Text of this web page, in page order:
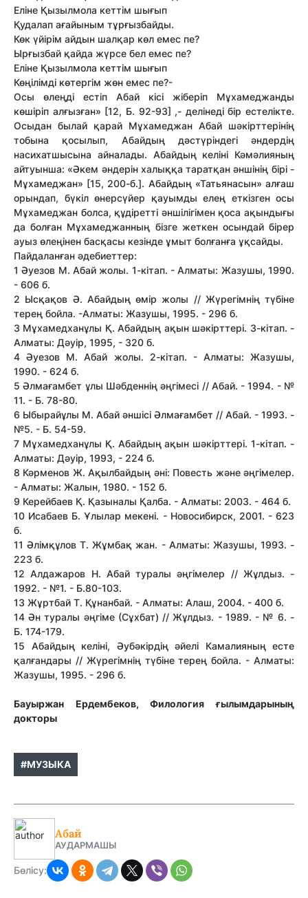
Еліне Қызылмола кеттім шығып
Қудалап ағайыным тұрғызбайды.
Көк үйірім айдын шалқар көл емес пе?
Ырғызбай қайда жүрсе бел емес пе?
Еліне Қызылмола кеттім шығып
Көңілімді көтергім жөн емес пе?-
Осы өлеңді естіп Абай кісі жіберіп Мұхамеджанды
көшіріп алғызған» [12, Б. 92-93] ,- делінеді бір естелікте.
Осыдан былай қарай Мұхамеджан Абай шәкірттерінің
тобына қосылып, Абайдың дәстүріндегі әндердің
насихатшысына айналады. Абайдың келіні Кәмәлияның
айтуынша: «Әкем әндерін халыққа таратқан әншінің бірі -
Мұхамеджан» [15, 200-б.]. Абайдың «Татьянасын» алғаш
орындап, бүкіл өнерсүйер қауымды елең еткізген осы
Мұхамеджан болса, құдіретті әншілігімен қоса ақындығы
да болған Мұхамеджанның бізге жеткен осындай бірер
ауыз өлеңінен басқасы кезінде ұмыт болғанға ұқсайды.
Пайдаланған әдебиеттер:
1 Әуезов М. Абай жолы. 1-кітап. - Алматы: Жазушы, 1990.
- 606 б.
2 Ысқақов Ә. Абайдың өмір жолы // Жүрегімнің түбіне
терең бойла. -Алматы: Жазушы, 1995. - 296 б.
3 Мұхамедханұлы Қ. Абайдың ақын шәкірттері. 3-кітап. -
Алматы: Дәуір, 1995, - 320 б.
4 Әуезов М. Абай жолы. 2-кітап. - Алматы: Жазушы,
1990. - 624 б.
5 Әлмағамбет ұлы Шәбденнің әңгімесі // Абай. - 1994. - №
11. - Б. 78-80.
6 Ыбырайұлы М. Абай әншісі Әлмағамбет // Абай. - 1993. -
№5. - Б. 54-59.
7 Мұхамедханұлы Қ. Абайдың ақын шәкірттері. 1-кітап. -
Алматы: Дәуір, 1993, - 224 б.
8 Кәрменов Ж. Ақылбайдың әні: Повесть және әңгімелер.
- Алматы: Жалын, 1980. - 152 б.
9 Керейбаев Қ. Қазыналы Қалба. - Алматы: 2003. - 464 б.
10 Исабаев Б. Ұлылар мекені. - Новосибирск, 2001. - 623
б.
11 Әлімқұлов Т. Жұмбақ жан. - Алматы: Жазушы, 1993. -
223 б.
12 Алдажаров Н. Абай туралы әңгімелер // Жұлдыз. -
1992. - №1. - Б.80-103.
13 Жұртбай Т. Құнанбай. - Алматы: Алаш, 2004. - 400 б.
14 Ән туралы әңгіме (Сұхбат) // Жұлдыз. - 1989. - № 6. -
Б. 174-179.
15 Абайдың келіні, Әубәкірдің әйелі Камалияның есте
қалғандары // Жүрегімнің түбіне терең бойла. - Алматы:
Жазушы, 1995. - 296 б.
Бауыржан Ердембеков, Филология ғылымдарының
докторы
#МУЗЫКА
Абай
АУДАРМАШЫ
Бөлісу: